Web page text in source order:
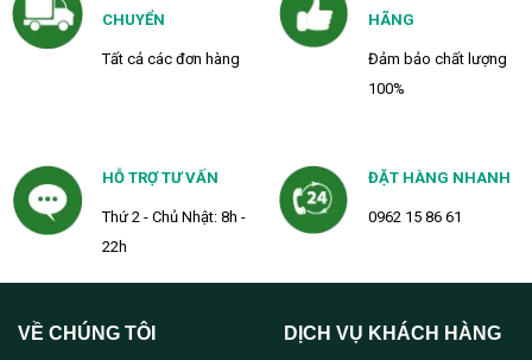
CHUYỂN
Tất cả các đơn hàng
HÃNG
Đảm bảo chất lượng
100%
HỖ TRỢ TƯ VẤN
Thứ 2 - Chủ Nhật: 8h -
22h
ĐẶT HÀNG NHANH
0962 15 86 61
VỀ CHÚNG TÔI DỊCH VỤ KHÁCH HÀNG